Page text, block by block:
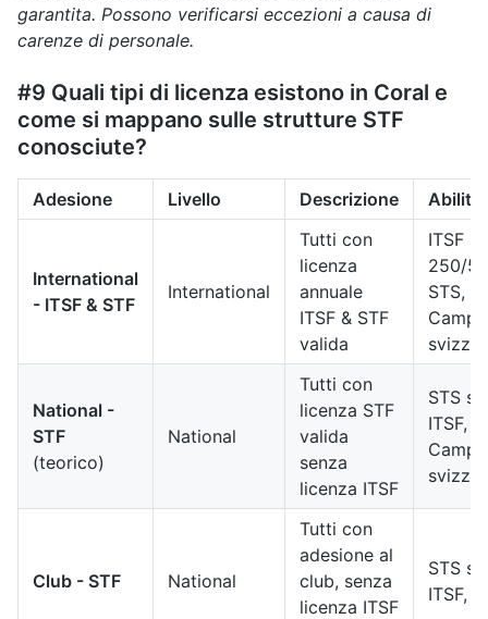
garantita. Possono verificarsi eccezioni a causa di
carenze di personale.
#9 Quali tipi di licenza esistono in Coral e
come si mappano sulle strutture STF
conosciute?
Adesione Livello Descrizione
International
- ITSF & STF
International
Tutti con
licenza
annuale
ITSF & STF
valida
ITSF
250/
STS,
National -
STF
(teorico)
National
Tutti con
licenza STF
valida
senza
licenza ITSF
STS
ITSF,
Club - STF National
Tutti con
adesione al
club, senza
licenza ITSF
STS
ITSF,